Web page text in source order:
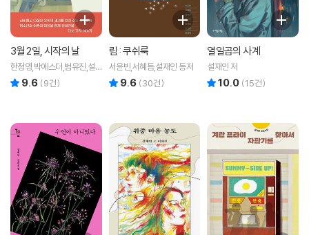
3월 2일, 시작의 날
한정영,박에스더,범유진,설
재인,이선주 공저
9.6 (9건)
림 : 쿠쉬룩
서윤빈,서혜듬,설재인 등저
9.6 (30건)
열일곱의 사계
설재인 저
10.0 (15건)